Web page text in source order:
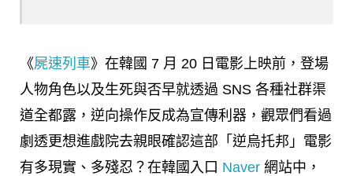
《屍速列車》在韓國 7 月 20 日電影上映前，登場
人物角色以及生死與否早就透過 SNS 各種社群渠
道全都露，逆向操作反成為宣傳利器，觀眾們看過
劇透更想進戲院去親眼確認這部「逆烏托邦」電影
有多現實、多殘忍？在韓國入口 Naver 網站中，